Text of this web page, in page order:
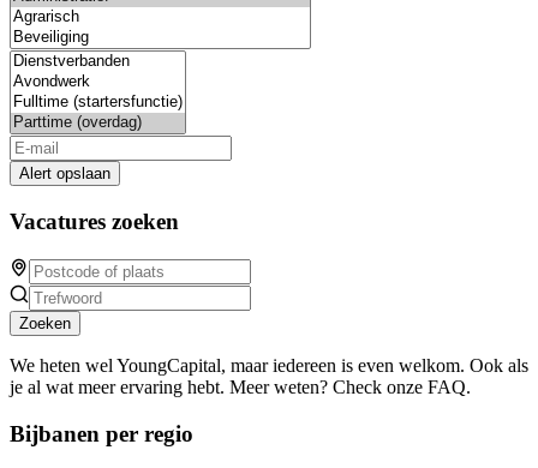
Alert opslaan
Vacatures zoeken
Zoeken
We heten wel YoungCapital, maar iedereen is even welkom. Ook als
je al wat meer ervaring hebt. Meer weten? Check onze FAQ.
Bijbanen per regio